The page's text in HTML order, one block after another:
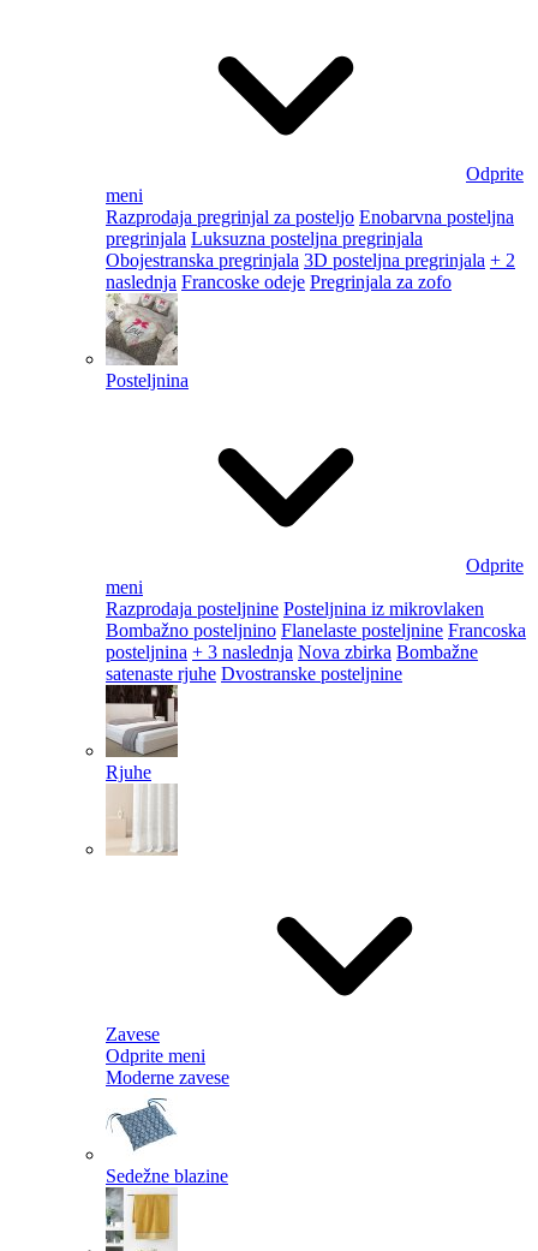
Odprite
meni
Razprodaja pregrinjal za posteljo Enobarvna posteljna
pregrinjala Luksuzna posteljna pregrinjala
Obojestranska pregrinjala 3D posteljna pregrinjala + 2
naslednja Francoske odeje Pregrinjala za zofo
Posteljnina
Odprite
meni
Razprodaja posteljnine Posteljnina iz mikrovlaken
Bombažno posteljnino Flanelaste posteljnine Francoska
posteljnina + 3 naslednja Nova zbirka Bombažne
satenaste rjuhe Dvostranske posteljnine
Rjuhe
Zavese
Odprite meni
Moderne zavese
Sedežne blazine